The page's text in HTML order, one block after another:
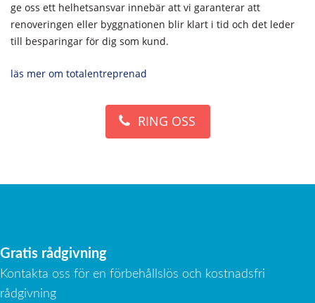
ge oss ett helhetsansvar innebär att vi garanterar att
renoveringen eller byggnationen blir klart i tid och det leder
till besparingar för dig som kund.
läs mer om totalentreprenad
RING OSS
Gratis rådgivning
Kontakta oss för en förbehållslös och kostnadsfri
rådgivning